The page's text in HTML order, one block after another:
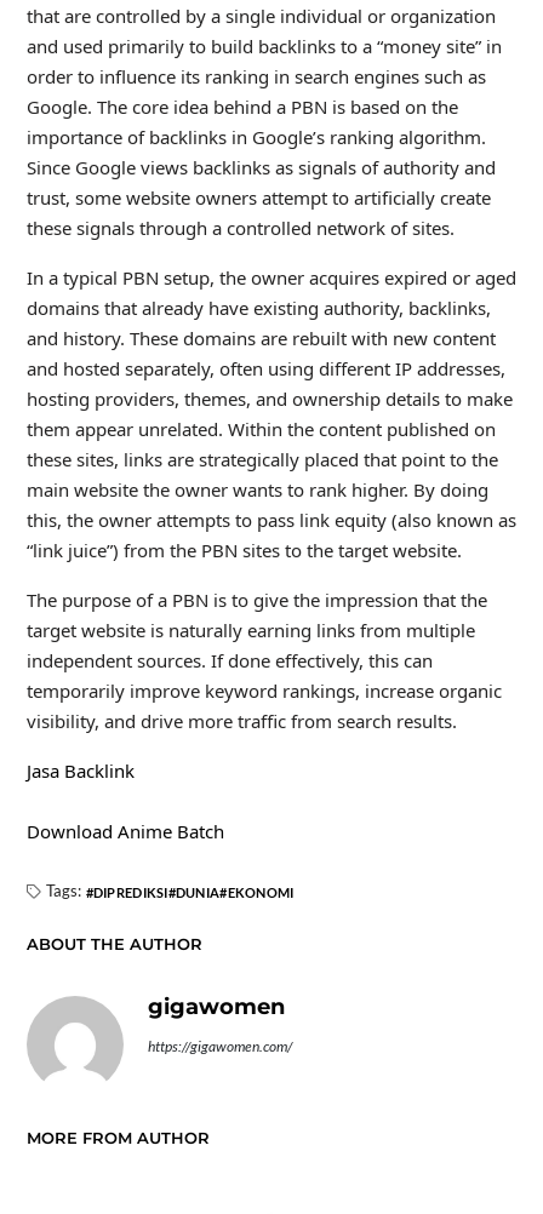
that are controlled by a single individual or organization
and used primarily to build backlinks to a “money site” in
order to influence its ranking in search engines such as
Google. The core idea behind a PBN is based on the
importance of backlinks in Google’s ranking algorithm.
Since Google views backlinks as signals of authority and
trust, some website owners attempt to artificially create
these signals through a controlled network of sites.
In a typical PBN setup, the owner acquires expired or aged
domains that already have existing authority, backlinks,
and history. These domains are rebuilt with new content
and hosted separately, often using different IP addresses,
hosting providers, themes, and ownership details to make
them appear unrelated. Within the content published on
these sites, links are strategically placed that point to the
main website the owner wants to rank higher. By doing
this, the owner attempts to pass link equity (also known as
“link juice”) from the PBN sites to the target website.
The purpose of a PBN is to give the impression that the
target website is naturally earning links from multiple
independent sources. If done effectively, this can
temporarily improve keyword rankings, increase organic
visibility, and drive more traffic from search results.
Jasa Backlink
Download Anime Batch
Tags: DIPREDIKSI DUNIA EKONOMI
ABOUT THE AUTHOR
gigawomen
https://gigawomen.com/
MORE FROM AUTHOR